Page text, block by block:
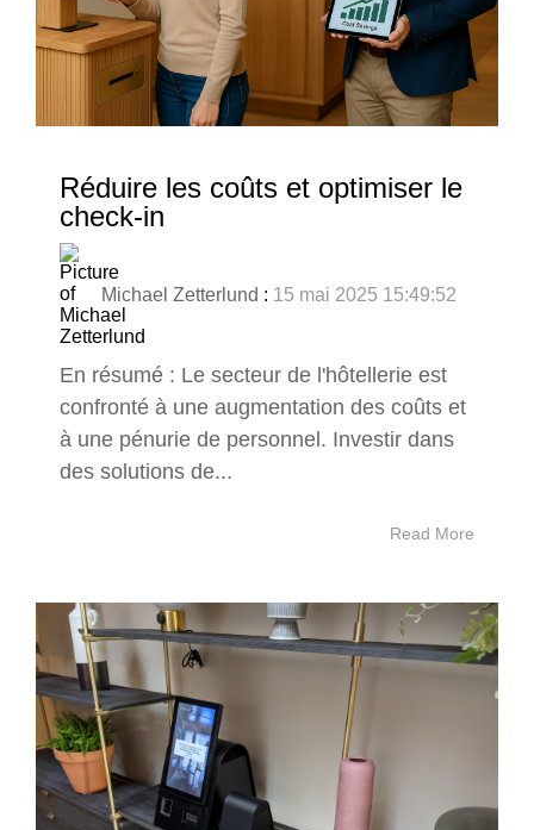
Réduire les coûts et optimiser le
check-in
Michael Zetterlund : 15 mai 2025 15:49:52
En résumé : Le secteur de l'hôtellerie est
confronté à une augmentation des coûts et
à une pénurie de personnel. Investir dans
des solutions de...
Read More